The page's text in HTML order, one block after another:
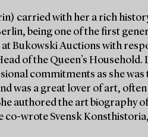
carried with her a rich
being one of the first
Bukowski Auctions with
of the Queen’s Household.
commitments as she
was a great lover of art,
authored the art biography
wrote Svensk